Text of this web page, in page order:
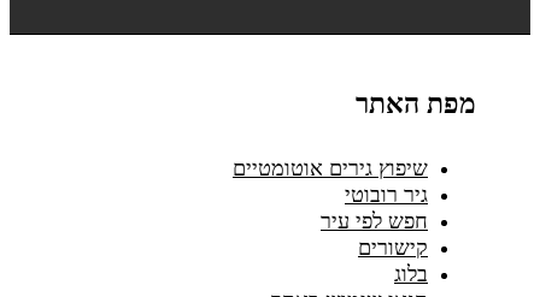
מפת האתר
שיפוץ גירים אוטומטיים
גיר רובוטי
חפש לפי עיר
קישורים
בלוג